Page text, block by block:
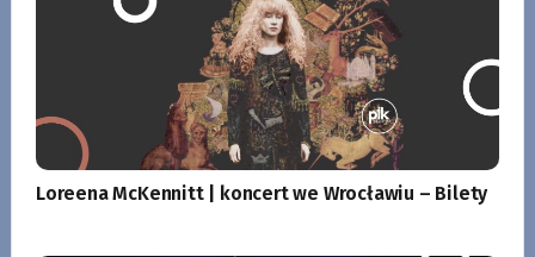
Loreena McKennitt | koncert we Wrocławiu – Bilety